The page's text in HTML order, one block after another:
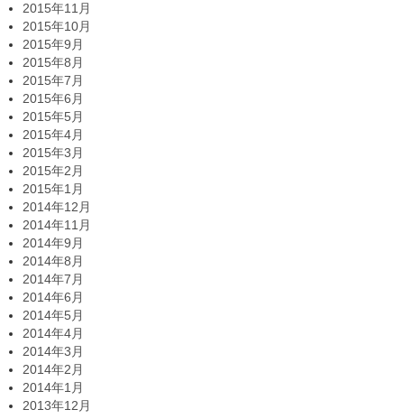
2015年11月
2015年10月
2015年9月
2015年8月
2015年7月
2015年6月
2015年5月
2015年4月
2015年3月
2015年2月
2015年1月
2014年12月
2014年11月
2014年9月
2014年8月
2014年7月
2014年6月
2014年5月
2014年4月
2014年3月
2014年2月
2014年1月
2013年12月